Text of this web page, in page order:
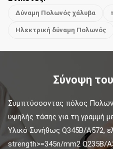
Δύναμη Πολωνός χάλυβα
Ηλεκτρική δύναμη Πολωνός
Σύνοψη
Συμπτύσσοντας πόλος
υψηλής τάσης για τη γραμμή
Υλικό Συνήθως Q345B/A572,
strength>=345n/mm2 Q235B/